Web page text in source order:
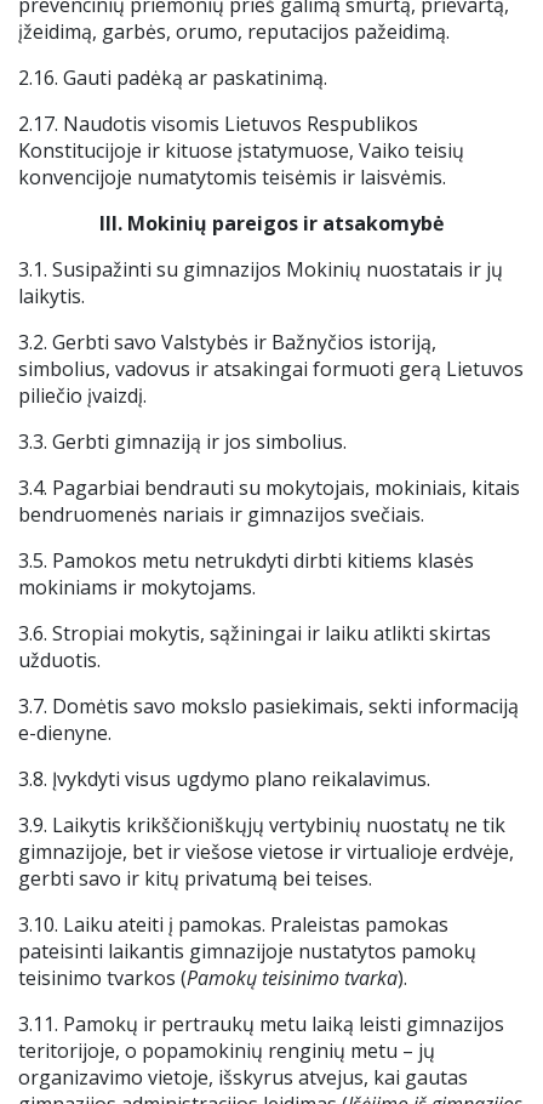
įžeidimą, garbės, orumo, reputacijos pažeidimą.
2.16. Gauti padėką ar paskatinimą.
2.17. Naudotis visomis Lietuvos Respublikos
Konstitucijoje ir kituose įstatymuose, Vaiko teisių
konvencijoje numatytomis teisėmis ir laisvėmis.
III. Mokinių pareigos ir atsakomybė
3.1. Susipažinti su gimnazijos Mokinių nuostatais ir jų
laikytis.
3.2. Gerbti savo Valstybės ir Bažnyčios istoriją,
simbolius, vadovus ir atsakingai formuoti gerą Lietuvos
piliečio įvaizdį.
3.3. Gerbti gimnaziją ir jos simbolius.
3.4. Pagarbiai bendrauti su mokytojais, mokiniais, kitais
bendruomenės nariais ir gimnazijos svečiais.
3.5. Pamokos metu netrukdyti dirbti kitiems klasės
mokiniams ir mokytojams.
3.6. Stropiai mokytis, sąžiningai ir laiku atlikti skirtas
užduotis.
3.7. Domėtis savo mokslo pasiekimais, sekti informaciją
e-dienyne.
3.8. Įvykdyti visus ugdymo plano reikalavimus.
3.9. Laikytis krikščioniškųjų vertybinių nuostatų ne tik
gimnazijoje, bet ir viešose vietose ir virtualioje erdvėje,
gerbti savo ir kitų privatumą bei teises.
3.10. Laiku ateiti į pamokas. Praleistas pamokas
pateisinti laikantis gimnazijoje nustatytos pamokų
teisinimo tvarkos (Pamokų teisinimo tvarka).
3.11. Pamokų ir pertraukų metu laiką leisti gimnazijos
teritorijoje, o popamokinių renginių metu – jų
organizavimo vietoje, išskyrus atvejus, kai gautas